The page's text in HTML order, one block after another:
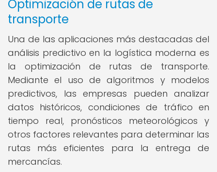
Optimización de rutas de
transporte
Una de las aplicaciones más destacadas del
análisis predictivo en la logística moderna es
la optimización de rutas de transporte.
Mediante el uso de algoritmos y modelos
predictivos, las empresas pueden analizar
datos históricos, condiciones de tráfico en
tiempo real, pronósticos meteorológicos y
otros factores relevantes para determinar las
rutas más eficientes para la entrega de
mercancías.